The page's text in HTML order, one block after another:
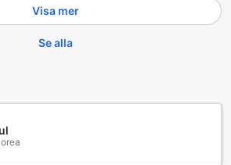
Visa mer
Se alla